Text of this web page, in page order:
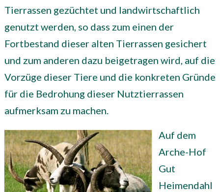
Tierrassen gezüchtet und landwirtschaftlich
genutzt werden, so dass zum einen der
Fortbestand dieser alten Tierrassen gesichert
und zum anderen dazu beigetragen wird, auf die
Vorzüge dieser Tiere und die konkreten Gründe
für die Bedrohung dieser Nutztierrassen
aufmerksam zu machen.
Auf dem
Arche-Hof
Gut
Heimendahl